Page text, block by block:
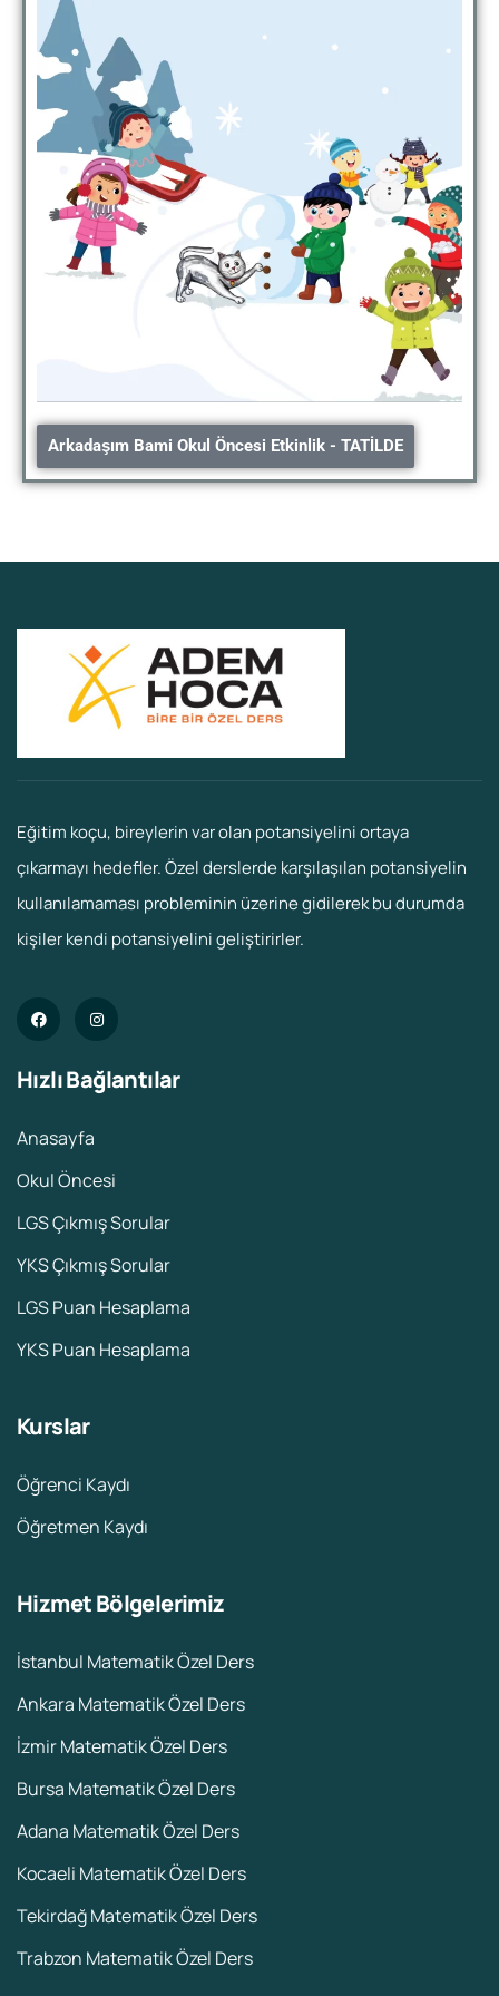
Arkadaşım Bami Okul Öncesi Etkinlik - TATİLDE
Eğitim koçu, bireylerin var olan potansiyelini ortaya
çıkarmayı hedefler. Özel derslerde karşılaşılan potansiyelin
kullanılamaması probleminin üzerine gidilerek bu durumda
kişiler kendi potansiyelini geliştirirler.
Hızlı Bağlantılar
Anasayfa
Okul Öncesi
LGS Çıkmış Sorular
YKS Çıkmış Sorular
LGS Puan Hesaplama
YKS Puan Hesaplama
Kurslar
Öğrenci Kaydı
Öğretmen Kaydı
Hizmet Bölgelerimiz
İstanbul Matematik Özel Ders
Ankara Matematik Özel Ders
İzmir Matematik Özel Ders
Bursa Matematik Özel Ders
Adana Matematik Özel Ders
Kocaeli Matematik Özel Ders
Tekirdağ Matematik Özel Ders
Trabzon Matematik Özel Ders